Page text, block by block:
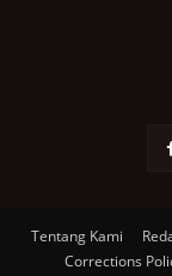
Tentang Kami
Corrections